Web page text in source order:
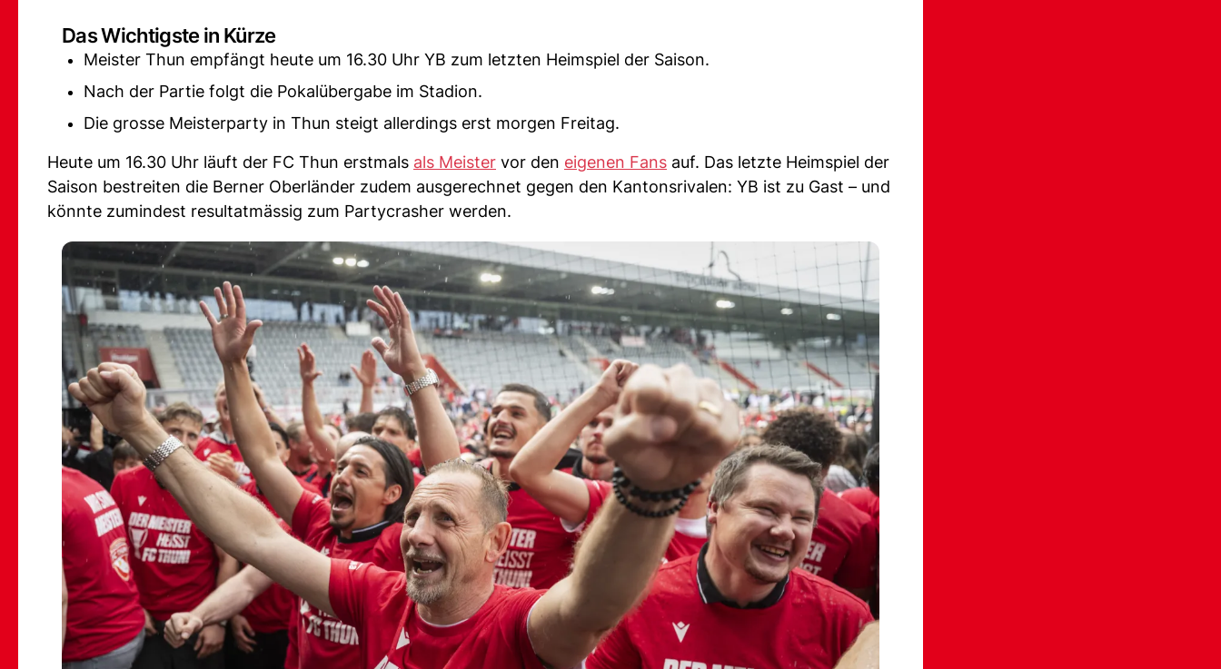
Das Wichtigste in Kürze
Meister Thun empfängt heute um 16.30 Uhr YB zum letzten Heimspiel der Saison.
Nach der Partie folgt die Pokalübergabe im Stadion.
Die grosse Meisterparty in Thun steigt allerdings erst morgen Freitag.
Heute um 16.30 Uhr läuft der FC Thun erstmals als Meister vor den eigenen Fans auf. Das letzte Heimspiel der
Saison bestreiten die Berner Oberländer zudem ausgerechnet gegen den Kantonsrivalen: YB ist zu Gast – und
könnte zumindest resultatmässig zum Partycrasher werden.